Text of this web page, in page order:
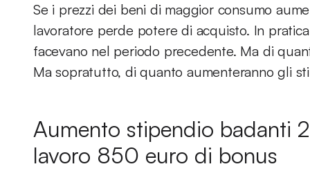
Se i prezzi dei beni di maggior consumo
lavoratore perde potere di acquisto. In
facevano nel periodo precedente. Ma di
Ma sopratutto, di quanto aumenteranno gli
Aumento stipendio badanti
lavoro 850 euro di bonus